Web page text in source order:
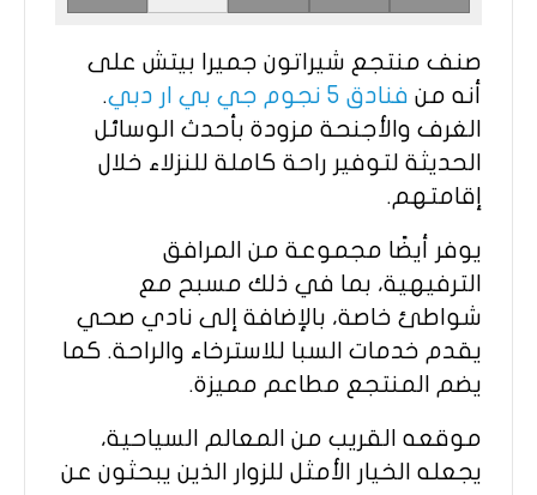
صنف منتجع شيراتون جميرا بيتش على
أنه من فنادق 5 نجوم جي بي ار دبي
.
الغرف والأجنحة مزودة بأحدث الوسائل
الحديثة لتوفير راحة كاملة للنزلاء خلال
إقامتهم.
يوفر أيضًا مجموعة من المرافق
الترفيهية، بما في ذلك مسبح مع
شواطئ خاصة، بالإضافة إلى نادي صحي
يقدم خدمات السبا للاسترخاء والراحة. كما
يضم المنتجع مطاعم مميزة.
موقعه القريب من المعالم السياحية،
يجعله الخيار الأمثل للزوار الذين يبحثون عن